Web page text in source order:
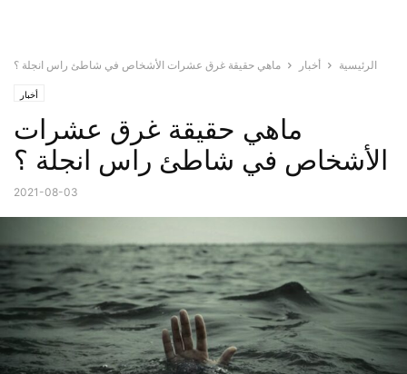
الرئيسية أخبار ماهي حقيقة غرق عشرات الأشخاص في شاطئ راس انجلة ؟
أخبار
ماهي حقيقة غرق عشرات
الأشخاص في شاطئ راس انجلة ؟
2021-08-03